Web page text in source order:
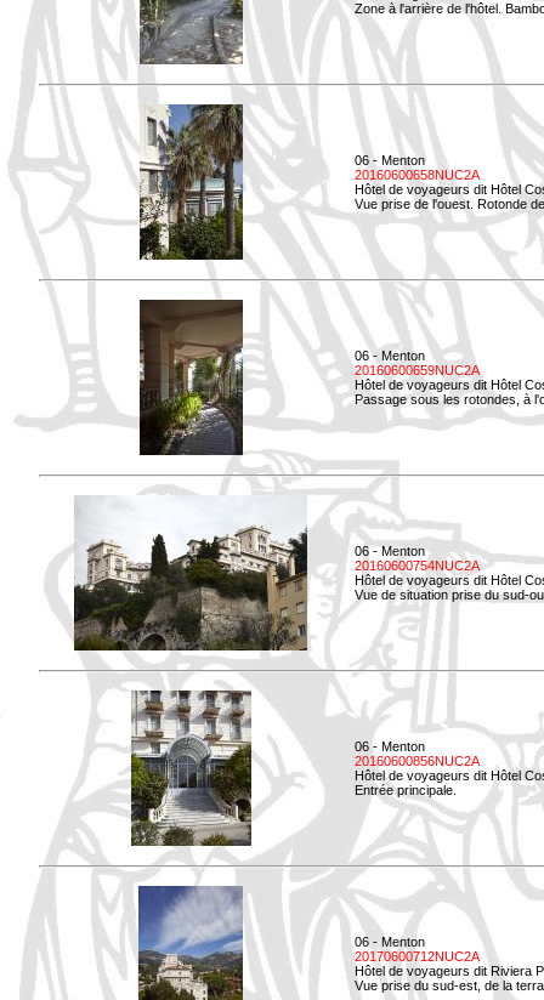
Zone à l'arrière de l'hôtel.
06 - Menton
20160600658NUC2A
Hôtel de voyageurs dit Hôtel
Vue prise de l'ouest. Rotonde
06 - Menton
20160600659NUC2A
Hôtel de voyageurs dit Hôtel
Passage sous les rotondes, à
06 - Menton
20160600754NUC2A
Hôtel de voyageurs dit Hôtel
Vue de situation prise du sud-
06 - Menton
20160600856NUC2A
Hôtel de voyageurs dit Hôtel
Entrée principale.
06 - Menton
20170600712NUC2A
Hôtel de voyageurs dit Riviera
Vue prise du sud-est, de la